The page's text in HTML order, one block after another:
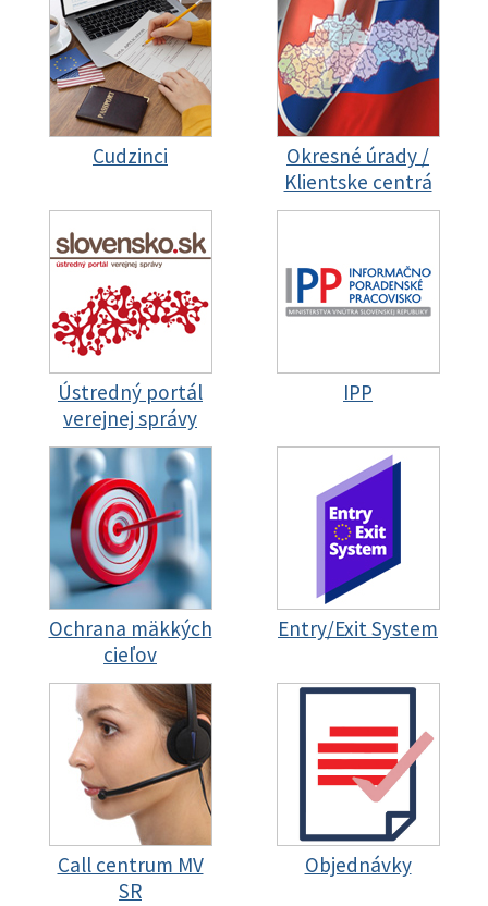
Cudzinci
Okresné úrady /
Klientske centrá
Ústredný portál
verejnej správy
IPP
Ochrana mäkkých
cieľov
Entry/Exit System
Call centrum MV
SR
Objednávky